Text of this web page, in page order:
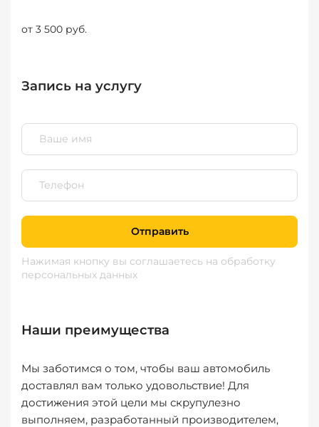
от 3 500 руб.
Запись на услугу
Отправить
Нажимая кнопку вы соглашаетесь на обработку
персональных данных
Наши преимущества
Мы заботимся о том, чтобы ваш автомобиль
доставлял вам только удовольствие! Для
достижения этой цели мы скрупулезно
выполняем, разработанный производителем,